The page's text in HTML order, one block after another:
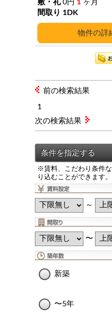
詳
0円 1 ヶ月
1DK
前の検索結果
1
※賃料、こだわり条件
り込むことができます。
～
〜
新築
〜5年